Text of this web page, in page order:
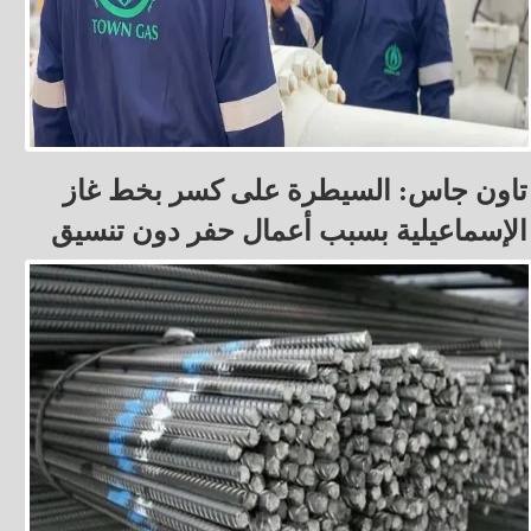
تاون جاس: السيطرة على كسر بخط غاز
الإسماعيلية بسبب أعمال حفر دون تنسيق